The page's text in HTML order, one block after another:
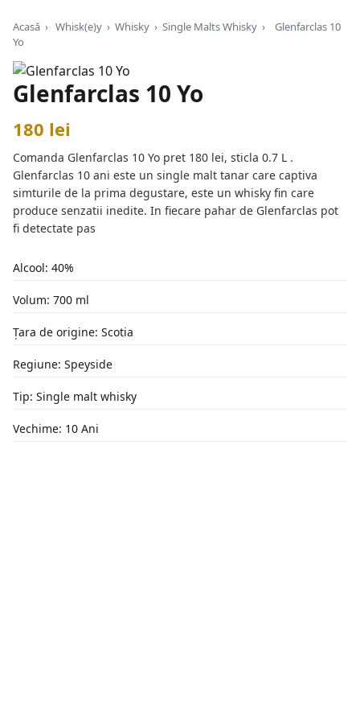
Acasă › Whisk(e)y › Whisky › Single Malts Whisky ›
Glenfarclas 10
Yo
Glenfarclas 10 Yo
180 lei
Comanda Glenfarclas 10 Yo pret 180 lei, sticla 0.7 L .
Glenfarclas 10 ani este un single malt tanar care captiva
simturile de la prima degustare, este un whisky fin care
produce senzatii inedite. In fiecare pahar de Glenfarclas pot
fi detectate pas
Alcool: 40%
Volum: 700 ml
Țara de origine: Scotia
Regiune: Speyside
Tip: Single malt whisky
Vechime: 10 Ani